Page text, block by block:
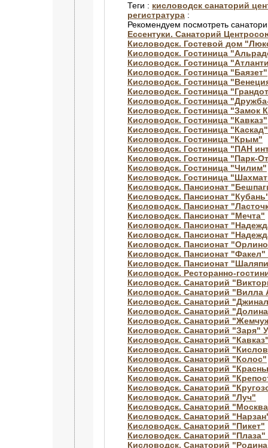
Теги : кисловодск санаторий
регистратура :
Рекомендуем посмотреть
Ессентуки. Санаторий
Кисловодск. Гостевой дом
Кисловодск. Гостиница
Кисловодск. Гостиница
Кисловодск. Гостиница "Баязет"
Кисловодск. Гостиница
Кисловодск. Гостиница
Кисловодск. Гостиница
Кисловодск. Гостиница "Замок
Кисловодск. Гостиница "Кавказ"
Кисловодск. Гостиница "Каскад"
Кисловодск. Гостиница "Крым"
Кисловодск. Гостиница "ПАН
Кисловодск. Гостиница "Парк-
Кисловодск. Гостиница "Чилим"
Кисловодск. Гостиница
Кисловодск. Пансионат
Кисловодск. Пансионат
Кисловодск. Пансионат
Кисловодск. Пансионат "Мечта"
Кисловодск. Пансионат
Кисловодск. Пансионат
Кисловодск. Пансионат
Кисловодск. Пансионат
Кисловодск. Пансионат
Кисловодск. Ресторанно-
Кисловодск. Санаторий
Кисловодск. Санаторий "Вилла
Кисловодск. Санаторий
Кисловодск. Санаторий
Кисловодск. Санаторий
Кисловодск. Санаторий "Заря"
Кисловодск. Санаторий
Кисловодск. Санаторий
Кисловодск. Санаторий "Колос"
Кисловодск. Санаторий
Кисловодск. Санаторий
Кисловодск. Санаторий
Кисловодск. Санаторий "Луч"
Кисловодск. Санаторий
Кисловодск. Санаторий
Кисловодск. Санаторий "Пикет"
Кисловодск. Санаторий "Плаза"
Кисловодск. Санаторий